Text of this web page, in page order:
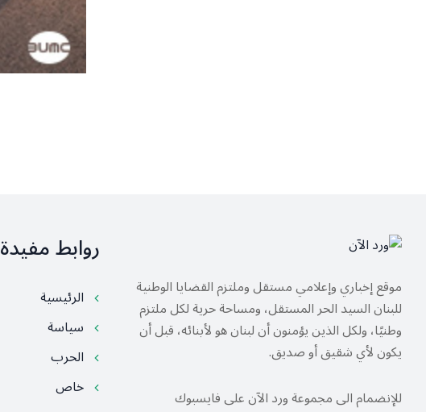
موقع إخباري وإعلامي مستقل وملتزم القضايا الوطنية
للبنان السيد الحر المستقل، ومساحة حرية لكل ملتزم
وطنيًا، ولكل الذين يؤمنون أن لبنان هو لأبنائه، قبل أن
يكون لأي شقيق أو صديق.
للإنضمام الى مجموعة ورد الآن على فايسبوك
روابط مفيدة
الرئيسية
سياسة
الحرب
خاص